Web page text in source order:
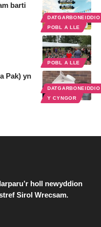
POBL A LLE
barti
POBL A LLE
Y CYNGOR
Pak) yn
Sirol Wrecsam.